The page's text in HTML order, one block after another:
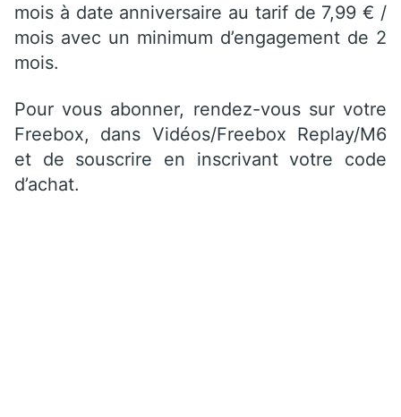
mois à date anniversaire au tarif de 7,99 € /
mois avec un minimum d’engagement de 2
mois.
Pour vous abonner, rendez-vous sur votre
Freebox, dans Vidéos/Freebox Replay/M6
et de souscrire en inscrivant votre code
d’achat.